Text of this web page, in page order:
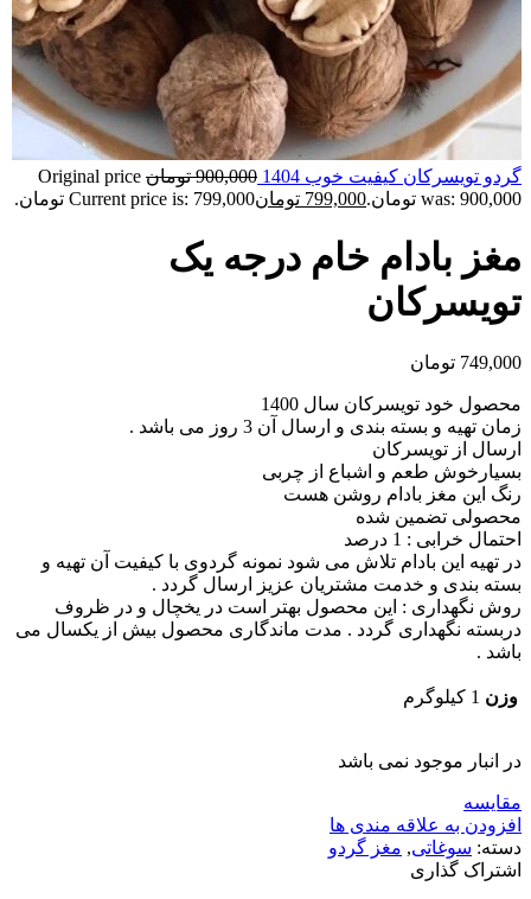
گردو تویسرکان کیفیت خوب 1404 900,000 تومان Original price
was: 900,000 تومان.
799,000 تومانCurrent price is: 799,000 تومان.
مغز بادام خام درجه یک
تویسرکان
749,000 تومان
محصول خود تویسرکان سال 1400
زمان تهیه و بسته بندی و ارسال آن 3 روز می باشد .
ارسال از تویسرکان
بسیارخوش طعم و اشباع از چربی
رنگ این مغز بادام روشن هست
محصولی تضمین شده
احتمال خرابی : 1 درصد
در تهیه این بادام تلاش می شود نمونه گردوی با کیفیت آن تهیه و
بسته بندی و خدمت مشتریان عزیز ارسال گردد .
روش نگهداری : این محصول بهتر است در یخچال و در ظروف
دربسته نگهداری گردد . مدت ماندگاری محصول بیش از یکسال می
باشد .
وزن 1 کیلوگرم
در انبار موجود نمی باشد
مقایسه
افزودن به علاقه مندی ها
دسته: سوغاتی, مغز گردو
اشتراک گذاری